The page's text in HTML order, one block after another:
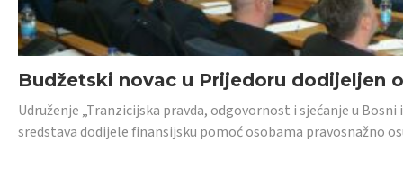
Budžetski novac u Prijedoru dodijeljen
Udruženje „Tranzicijska pravda, odgovornost i sjećanje u
sredstava dodijele finansijsku pomoć osobama pravosnažno